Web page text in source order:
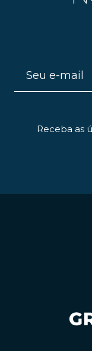
Receba as